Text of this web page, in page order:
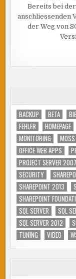
Bereits bei
anschliessenden
der Weg von
BACKUP BETA
FEHLER
HOMEPAGE
MONITORING
MOSS
OFFICE WEB APPS
PROJECT SERVER 2007
SECURITY
SHAREPOINT 2013
SHAREPOINT
SQL SERVER
SQL
SQL SERVER 2012
TUNING
VIDEO